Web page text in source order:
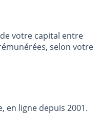
votre capital entre